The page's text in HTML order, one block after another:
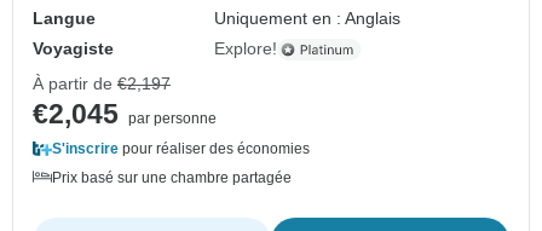
Langue
Uniquement en : Anglais
Voyagiste
Explore!
À partir de €2,197
€2,045 par personne
S'inscrire pour réaliser des économies
Prix basé sur une chambre partagée